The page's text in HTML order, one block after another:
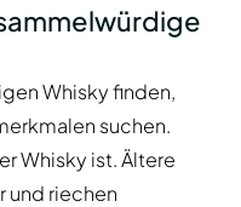
Whisky finden,
suchen.
Whisky ist. Ältere
und riechen